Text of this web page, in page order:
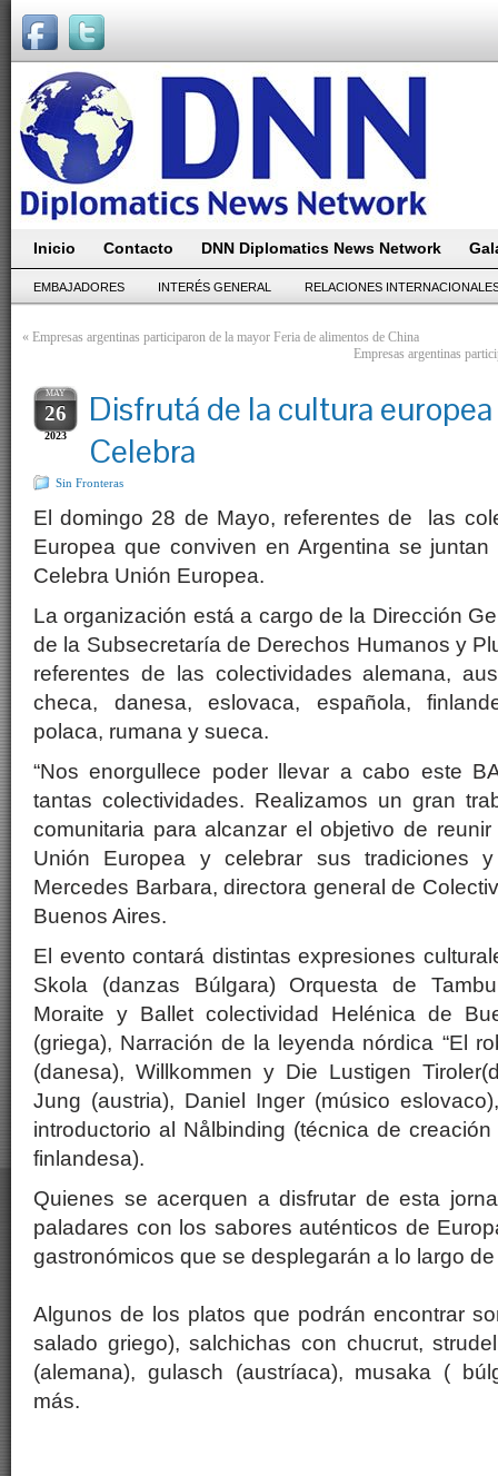
Inicio Contacto DNN Diplomatics News Network
EMBAJADORES INTERÉS GENERAL RELACIONES
« Empresas argentinas participaron de la mayor Feria de alimentos de China
Empresas argentinas
MAY
26
2023
Disfrutá de la cultura
Celebra
Sin Fronteras
El domingo 28 de Mayo, referentes de las
Europea que conviven en Argentina se
Celebra Unión Europea.
La organización está a cargo de la Dirección
de la Subsecretaría de Derechos Humanos y
referentes de las colectividades alemana,
checa, danesa, eslovaca, española,
polaca, rumana y sueca.
“Nos enorgullece poder llevar a cabo este
tantas colectividades. Realizamos un gran
comunitaria para alcanzar el objetivo de
Unión Europea y celebrar sus tradiciones
Mercedes Barbara, directora general de
Buenos Aires.
El evento contará distintas expresiones
Skola (danzas Búlgara) Orquesta de
Moraite y Ballet colectividad Helénica de
(griega), Narración de la leyenda nórdica “El
(danesa), Willkommen y Die Lustigen
Jung (austria), Daniel Inger (músico
introductorio al Nålbinding (técnica de
finlandesa).
Quienes se acerquen a disfrutar de esta
paladares con los sabores auténticos de
gastronómicos que se desplegarán a lo largo
Algunos de los platos que podrán encontrar
salado griego), salchichas con chucrut,
(alemana), gulasch (austríaca), musaka (
más.